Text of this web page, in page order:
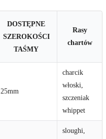
DOSTĘPNE
SZEROKOŚCI
TAŚMY
Rasy
chartów
25mm
charcik
włoski,
szczeniak
whippet
sloughi,